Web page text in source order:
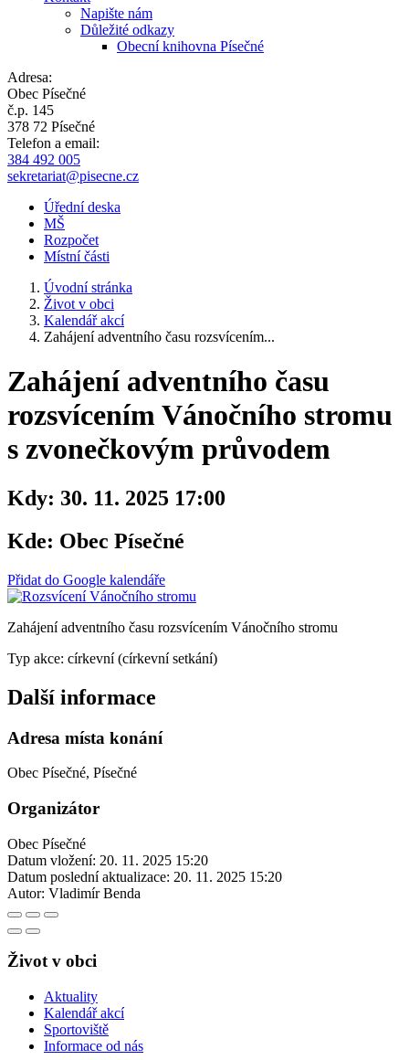
Napište nám
Důležité odkazy
Obecní knihovna Písečné
Adresa:
Obec Písečné
č.p. 145
378 72 Písečné
Telefon a email:
384 492 005
sekretariat@pisecne.cz
Úřední deska
MŠ
Rozpočet
Místní části
Úvodní stránka
Život v obci
Kalendář akcí
Zahájení adventního času rozsvícením...
Zahájení adventního času
rozsvícením Vánočního stromu
s zvonečkovým průvodem
Kdy: 30. 11. 2025 17:00
Kde: Obec Písečné
Přidat do Google kalendáře
Zahájení adventního času rozsvícením Vánočního stromu
Typ akce: církevní (církevní setkání)
Další informace
Adresa místa konání
Obec Písečné, Písečné
Organizátor
Obec Písečné
Datum vložení: 20. 11. 2025 15:20
Datum poslední aktualizace: 20. 11. 2025 15:20
Autor: Vladimír Benda
Život v obci
Aktuality
Kalendář akcí
Sportoviště
Informace od nás